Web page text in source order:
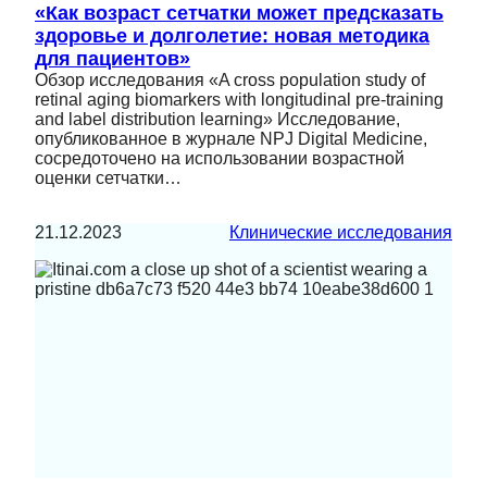
«Как возраст сетчатки может предсказать
здоровье и долголетие: новая методика
для пациентов»
Обзор исследования «A cross population study of
retinal aging biomarkers with longitudinal pre-training
and label distribution learning» Исследование,
опубликованное в журнале NPJ Digital Medicine,
сосредоточено на использовании возрастной
оценки сетчатки…
21.12.2023 Клинические исследования